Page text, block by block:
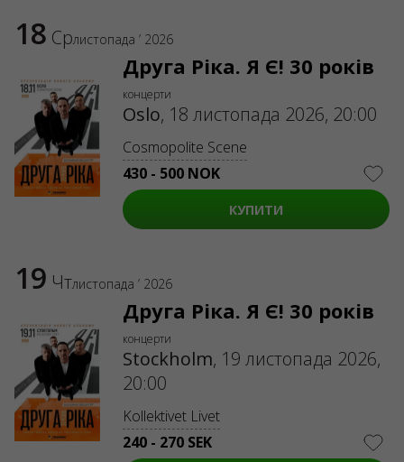
18 Срлистопада ’ 2026
Друга Ріка. Я Є! 30 років
концерти
Oslo, 18 листопада 2026, 20:00
Cosmopolite Scene
430 - 500 NOK
КУПИТИ
19 Чтлистопада ’ 2026
Друга Ріка. Я Є! 30 років
концерти
Stockholm, 19 листопада 2026,
20:00
Kollektivet Livet
240 - 270 SEK